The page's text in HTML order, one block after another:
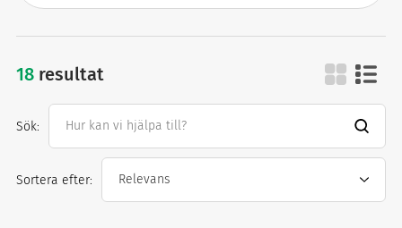
18resultatsecure nrfit range
Sortera efter:
Sök: